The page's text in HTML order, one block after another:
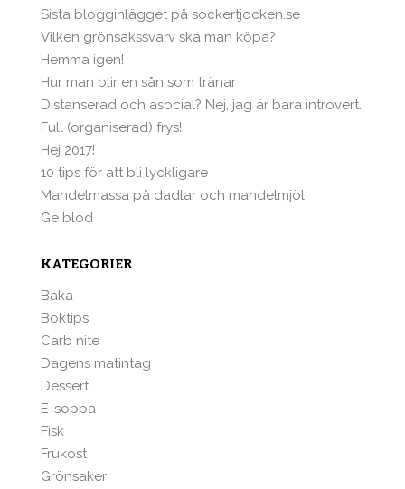
Sista blogginlägget på sockertjocken.se
Vilken grönsakssvarv ska man köpa?
Hemma igen!
Hur man blir en sån som tränar
Distanserad och asocial? Nej, jag är bara introvert.
Full (organiserad) frys!
Hej 2017!
10 tips för att bli lyckligare
Mandelmassa på dadlar och mandelmjöl
Ge blod
KATEGORIER
Baka
Boktips
Carb nite
Dagens matintag
Dessert
E-soppa
Fisk
Frukost
Grönsaker